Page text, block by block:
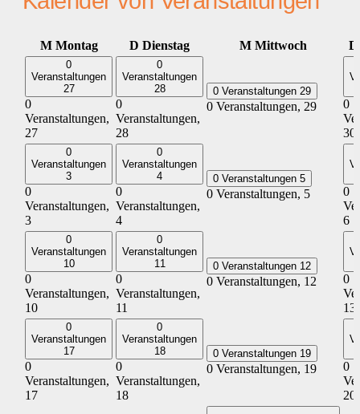
M Montag D Dienstag M Mittwoch
0
Veranstaltungen
27
0
Veranstaltungen,
27
0
Veranstaltungen
28
0
Veranstaltungen,
28
0 Veranstaltungen 29
0 Veranstaltungen, 29
0
30
0
Veranstaltungen
3
0
Veranstaltungen,
3
0
Veranstaltungen
4
0
Veranstaltungen,
4
0 Veranstaltungen 5
0 Veranstaltungen, 5
0
6
0
Veranstaltungen
10
0
Veranstaltungen,
10
0
Veranstaltungen
11
0
Veranstaltungen,
11
0 Veranstaltungen 12
0 Veranstaltungen, 12
0
13
0
Veranstaltungen
17
0
Veranstaltungen,
17
0
Veranstaltungen
18
0
Veranstaltungen,
18
0 Veranstaltungen 19
0 Veranstaltungen, 19
0
20